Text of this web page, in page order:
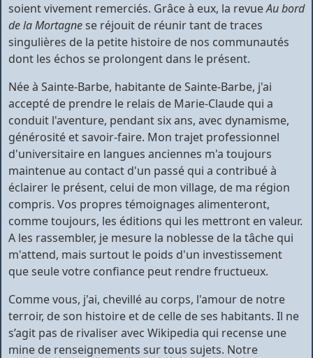
soient vivement remerciés. Grâce à eux, la revueAu bord
de la Mortagnese réjouit de réunir tant de traces
singulières de la petite histoire de nos communautés
dont les échos se prolongent dans le présent.
Née à Sainte-Barbe, habitante de Sainte-Barbe, j'ai
accepté de prendre le relais de Marie-Claude qui a
conduit l'aventure, pendant six ans, avec dynamisme,
générosité et savoir-faire. Mon trajet professionnel
d'universitaire en langues anciennes m'a toujours
maintenue au contact d'un passé qui a contribué à
éclairer le présent, celui de mon village, de ma région
compris. Vos propres témoignages alimenteront,
comme toujours, les éditions qui les mettront en valeur.
A les rassembler, je mesure la noblesse de la tâche qui
m'attend, mais surtout le poids d'un investissement
que seule votre confiance peut rendre fructueux.
Comme vous, j'ai, chevillé au corps, l'amour de notre
terroir, de son histoire et de celle de ses habitants. Il ne
s’agit pas de rivaliser avec Wikipedia qui recense une
mine de renseignements sur tous sujets. Notre